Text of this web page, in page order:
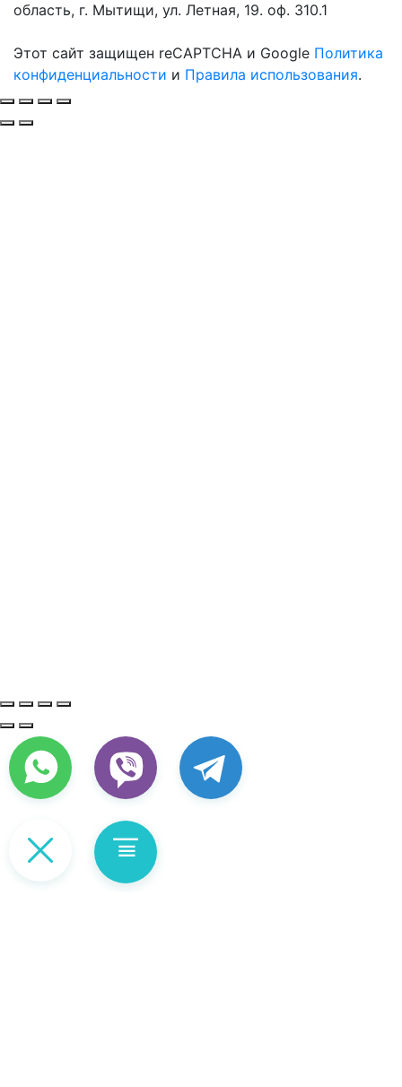
область, г. Мытищи, ул. Летная, 19. оф. 310.1
Этот сайт защищен reCAPTCHA и Google Политика
конфиденциальности и Правила использования.